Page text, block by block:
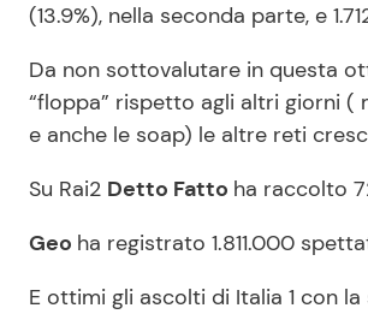
(13.9%), nella seconda parte, e
Da non sottovalutare in questa
“floppa” rispetto agli altri giorni (
e anche le soap) le altre reti
Su Rai2 Detto Fatto ha raccolto
Geo ha registrato 1.811.000
E ottimi gli ascolti di Italia 1 con